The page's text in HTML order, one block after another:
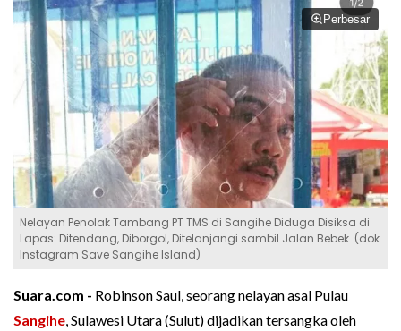
Perbesar
Nelayan Penolak Tambang PT TMS di Sangihe Diduga Disiksa di
Lapas: Ditendang, Diborgol, Ditelanjangi sambil Jalan Bebek. (dok
Instagram Save Sangihe Island)
Suara.com - Robinson Saul, seorang nelayan asal Pulau
Sangihe, Sulawesi Utara (Sulut) dijadikan tersangka oleh